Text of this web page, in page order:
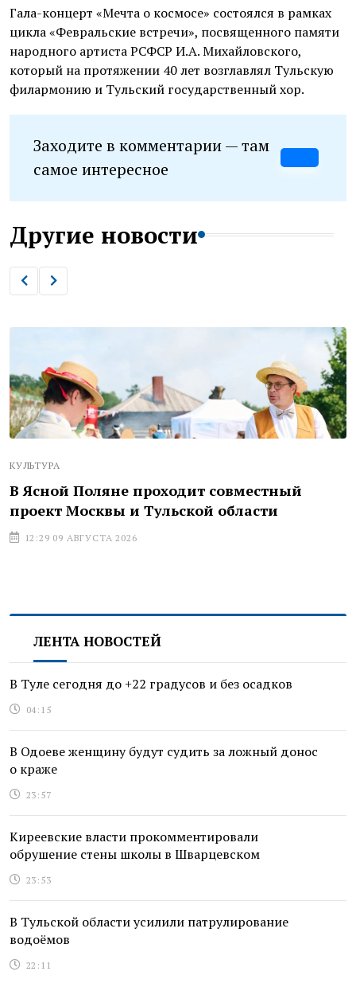
Гала-концерт «Мечта о космосе» состоялся в рамках
цикла «Февральские встречи», посвященного памяти
народного артиста РСФСР И.А. Михайловского,
который на протяжении 40 лет возглавлял Тульскую
филармонию и Тульский государственный хор.
Заходите в комментарии — там
самое интересное
Другие новости
КУЛЬТУРА
В Ясной Поляне проходит совместный
проект Москвы и Тульской области
12:29 09 АВГУСТА 2026
ЛЕНТА НОВОСТЕЙ
В Туле сегодня до +22 градусов и без осадков
04:15
В Одоеве женщину будут судить за ложный донос
о краже
23:57
Киреевские власти прокомментировали
обрушение стены школы в Шварцевском
23:53
В Тульской области усилили патрулирование
водоёмов
22:11